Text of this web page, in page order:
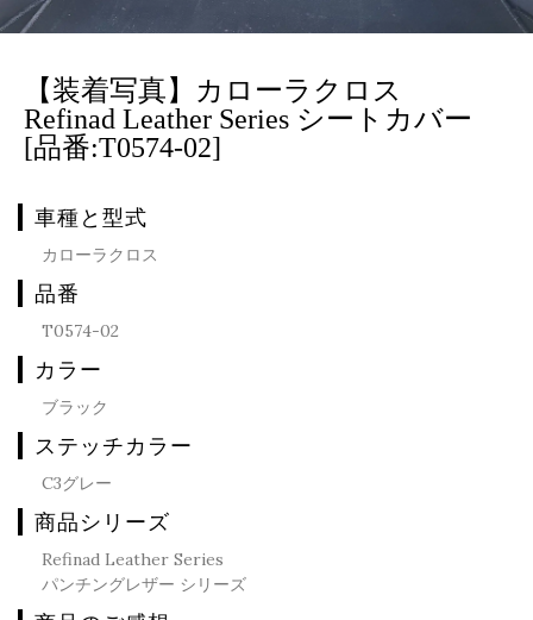
【装着写真】カローラクロス
Refinad Leather Series シートカバー
[品番:T0574-02]
車種と型式
カローラクロス
品番
T0574-02
カラー
ブラック
ステッチカラー
C3グレー
商品シリーズ
Refinad Leather Series
パンチングレザー シリーズ